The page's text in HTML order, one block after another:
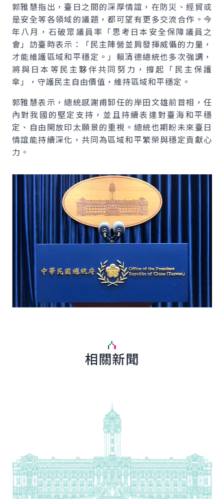
郭雅慧指出，臺日之間的深厚情誼，在防災、經貿或
是安全等各領域的議題，都可望有更多交流合作。今
年八月，石破眾議員率「思考日本安全保障議員之
會」訪臺時表示：「民主陣營並肩發揮威懾的力量，
才能維護區域和平穩定。」賴清德總統也多次強調，
將與日本等民主夥伴共同努力，撐起「民主保護
傘」，守護民主自由價值，維持區域和平穩定。
郭雅慧表示，總統感謝甫卸任的岸田文雄前首相，任
內對我國的堅定支持，並且持續表達對臺海和平穩
定、自由開放印太願景的重視。總統也期盼未來臺日
情誼能持續深化，共同為區域和平繁榮與穩定貢獻心
力。
相關新聞